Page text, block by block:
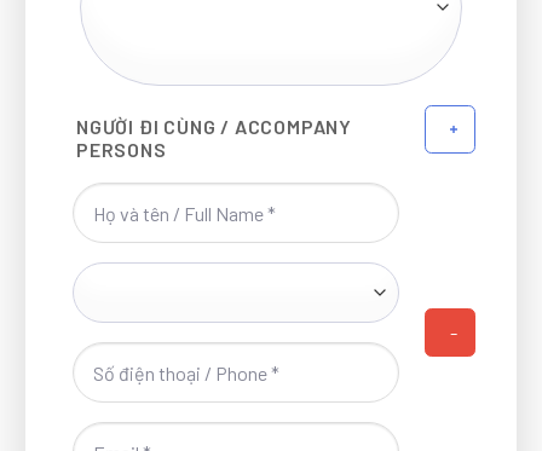
NGƯỜI ĐI CÙNG / ACCOMPANY
PERSONS
-